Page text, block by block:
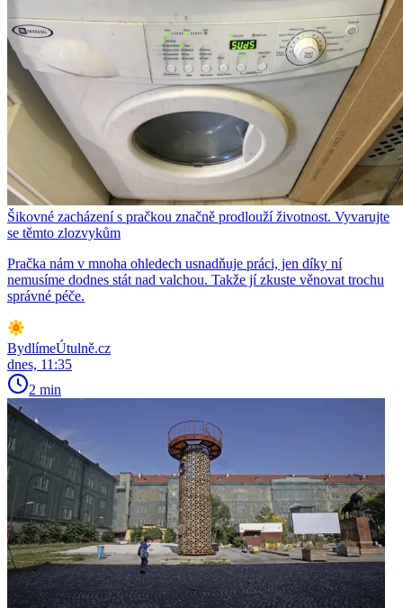
Šikovné zacházení s pračkou značně prodlouží životnost. Vyvarujte
se těmto zlozvykům
Pračka nám v mnoha ohledech usnadňuje práci, jen díky ní
nemusíme dodnes stát nad valchou. Takže jí zkuste věnovat trochu
správné péče.
BydlímeÚtulně.cz
dnes, 11:35
2 min